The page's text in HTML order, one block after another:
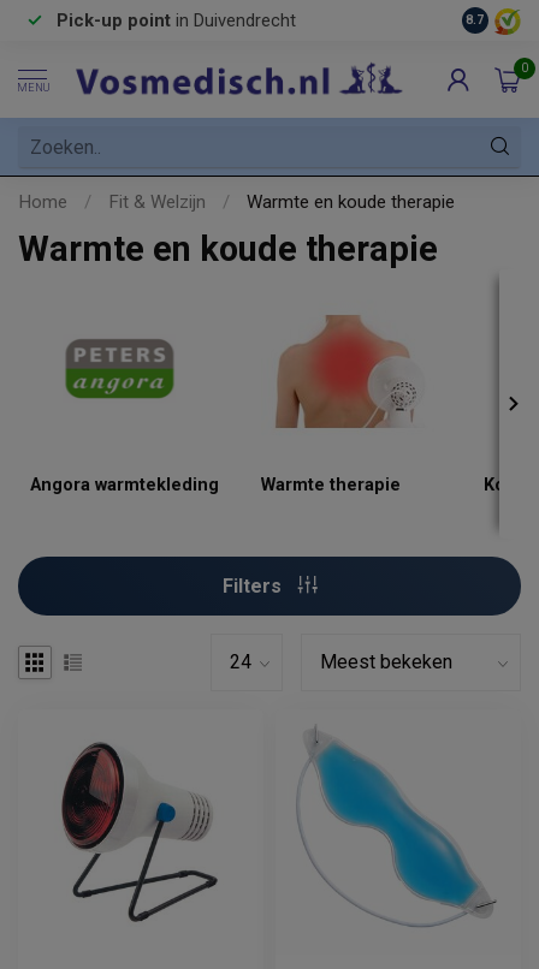
Pick-up point in Duivendrecht 8.7
MENU
0
Home / Fit & Welzijn / Warmte en koude therapie
Warmte en koude therapie
Angora warmtekleding Warmte therapie
Filters